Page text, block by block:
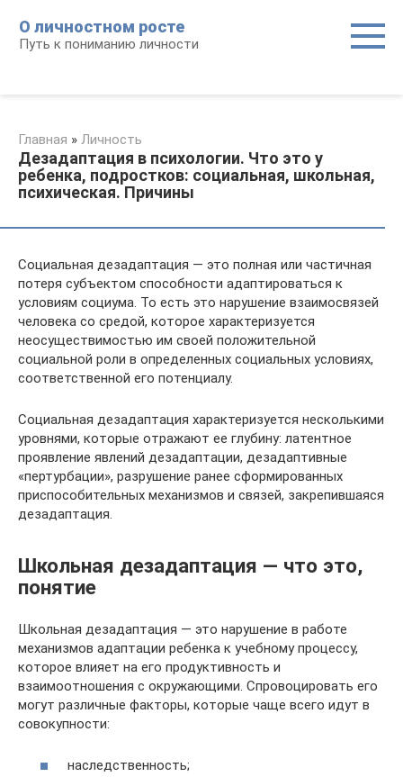
контенту
О личностном росте
Путь к пониманию личности
Главная » Личность
Дезадаптация в психологии. Что это у
ребенка, подростков: социальная, школьная,
психическая. Причины
Социальная дезадаптация — это полная или частичная
потеря субъектом способности адаптироваться к
условиям социума. То есть это нарушение взаимосвязей
человека со средой, которое характеризуется
неосуществимостью им своей положительной
социальной роли в определенных социальных условиях,
соответственной его потенциалу.
Социальная дезадаптация характеризуется несколькими
уровнями, которые отражают ее глубину: латентное
проявление явлений дезадаптации, дезадаптивные
«пертурбации», разрушение ранее сформированных
приспособительных механизмов и связей, закрепившаяся
дезадаптация.
Школьная дезадаптация — что это,
понятие
Школьная дезадаптация — это нарушение в работе
механизмов адаптации ребенка к учебному процессу,
которое влияет на его продуктивность и
взаимоотношения с окружающими. Спровоцировать его
могут различные факторы, которые чаще всего идут в
совокупности:
наследственность;